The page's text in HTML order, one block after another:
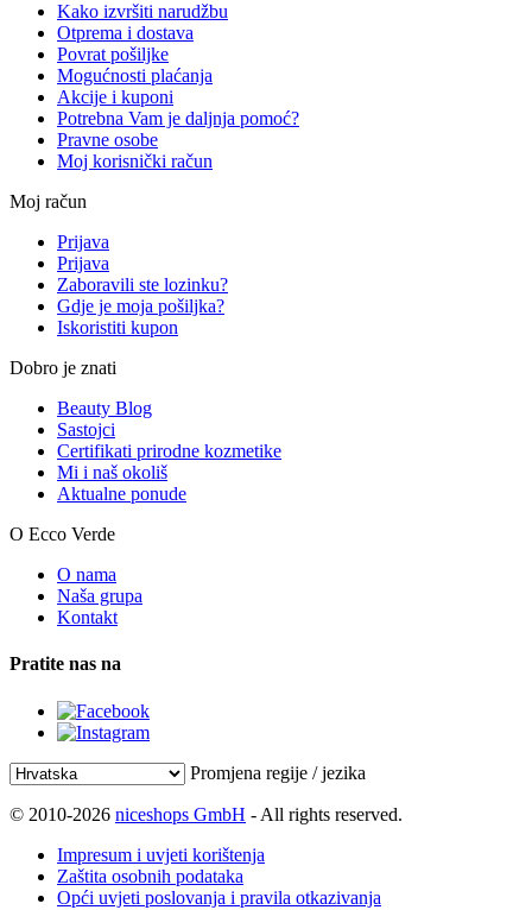
Kako izvršiti narudžbu
Otprema i dostava
Povrat pošiljke
Mogućnosti plaćanja
Akcije i kuponi
Potrebna Vam je daljnja pomoć?
Pravne osobe
Moj korisnički račun
Moj račun
Prijava
Prijava
Zaboravili ste lozinku?
Gdje je moja pošiljka?
Iskoristiti kupon
Dobro je znati
Beauty Blog
Sastojci
Certifikati prirodne kozmetike
Mi i naš okoliš
Aktualne ponude
O Ecco Verde
O nama
Naša grupa
Kontakt
Pratite nas na
Promjena regije / jezika
© 2010-2026 niceshops GmbH - All rights reserved.
Impresum i uvjeti korištenja
Zaštita osobnih podataka
Opći uvjeti poslovanja i pravila otkazivanja